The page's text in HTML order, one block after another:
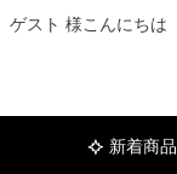
ゲスト 様こんにちは
新着商品